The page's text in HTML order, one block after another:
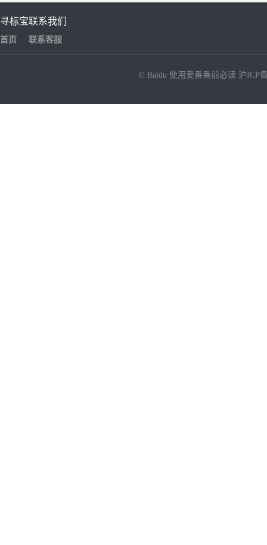
寻标宝
首页
联系我们
联系客服
© Baidu 使用爱番番前必读 沪ICP